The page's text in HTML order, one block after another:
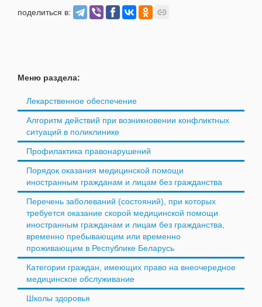
поделиться в:
Меню раздела:
Лекарственное обеспечение
Алгоритм действий при возникновении конфликтных
ситуаций в поликлинике
Профилактика правонарушений
Порядок оказания медицинской помощи
иностранным гражданам и лицам без гражданства
Перечень заболеваний (состояний), при которых
требуется оказание скорой медицинской помощи
иностранным гражданам и лицам без гражданства,
временно пребывающим или временно
проживающим в Республике Беларусь
Категории граждан, имеющих право на внеочередное
медицинское обслуживание
Школы здоровья